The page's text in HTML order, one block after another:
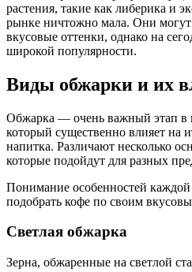
растения, такие как либерика и
рынке ничтожно мала. Они
вкусовые оттенки, однако на
широкой популярности.
Виды обжарки и их
Обжарка — очень важный этап в
который существенно влияет на
напитка. Различают несколько
которые подойдут для разных
Понимание особенностей
подобрать кофе по своим
Светлая обжарка
Зерна, обжаренные на светлой